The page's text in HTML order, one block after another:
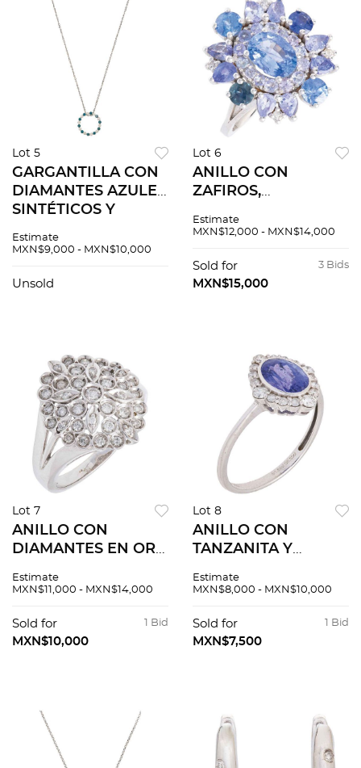
Lot 5
GARGANTILLA CON
DIAMANTES AZULES
SINTÉTICOS Y
BLANCO DE 14K.
sintéticos color azul
Estimate
MXN$9,000 - MXN$10,000
Unsold
Lot 6
ANILLO CON
ZAFIROS,
DIAMANTES EN ORO
Zafiros corte oval y
redondo ~2.0 ct,
Estimate
MXN$12,000 - MXN$14,000
3 Bids
Sold for
MXN$15,000
Lot 7
ANILLO CON
DIAMANTES EN ORO
Diamantes corte
Estimate
MXN$11,000 - MXN$14,000
1 Bid
Sold for
MXN$10,000
Lot 8
ANILLO CON
TANZANITA Y
BLANCO DE 14K.
oval ~1.50 ct y
diamantes corte
Estimate
MXN$8,000 - MXN$10,000
1 Bid
Sold for
MXN$7,500